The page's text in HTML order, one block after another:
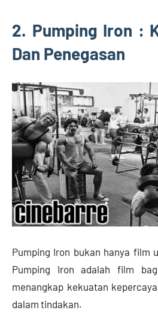
2. Pumping Iron :
Dan Penegasan
Pumping Iron bukan hanya film
Pumping Iron adalah film
menangkap kekuatan
dalam tindakan.